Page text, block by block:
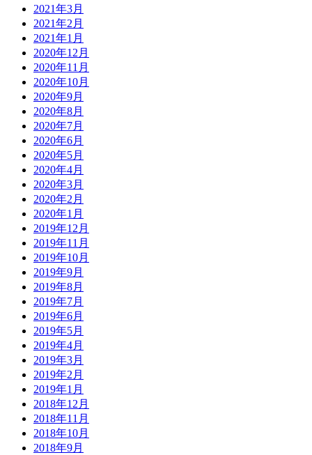
2021年3月
2021年2月
2021年1月
2020年12月
2020年11月
2020年10月
2020年9月
2020年8月
2020年7月
2020年6月
2020年5月
2020年4月
2020年3月
2020年2月
2020年1月
2019年12月
2019年11月
2019年10月
2019年9月
2019年8月
2019年7月
2019年6月
2019年5月
2019年4月
2019年3月
2019年2月
2019年1月
2018年12月
2018年11月
2018年10月
2018年9月